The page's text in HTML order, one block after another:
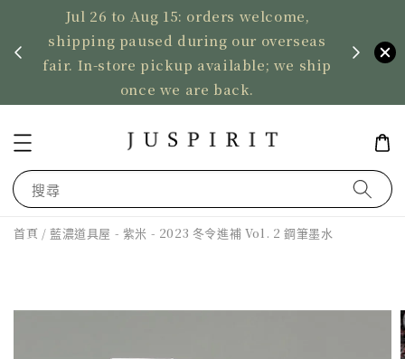
Jul 26 to Aug 15: orders welcome,
shipping paused during our overseas
fair. In-store pickup available; we ship
once we are back.
US
搜尋
首頁 / 藍濃道具屋 - 紫米 - 2023 冬令進補 Vol. 2 鋼筆墨水